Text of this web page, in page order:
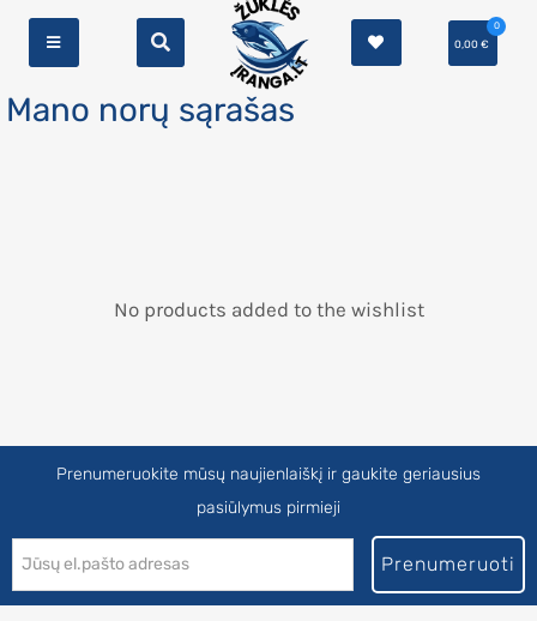
0,00€
0
Mano norų sąrašas
No products added to the wishlist
Prenumeruokite mūsų naujienlaiškį ir gaukite geriausius
pasiūlymus pirmieji
Prenumeruoti